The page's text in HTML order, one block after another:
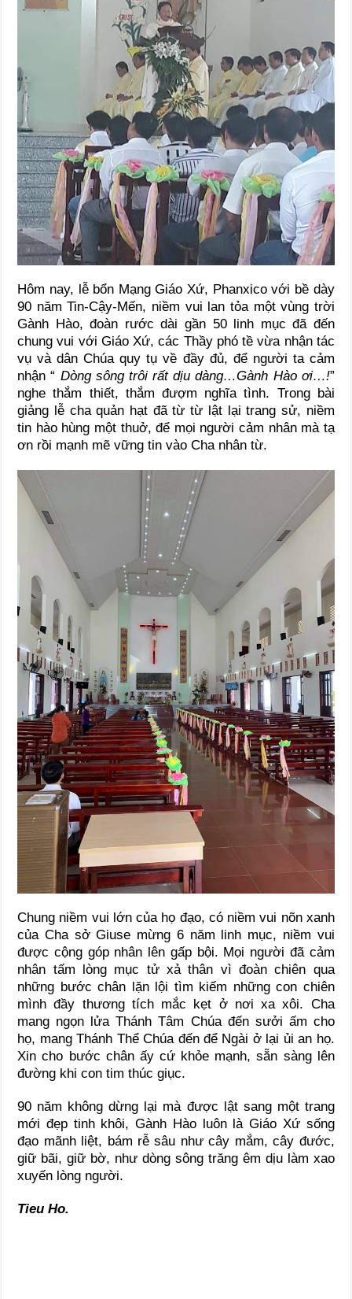
Hôm nay, lễ bổn Mạng Giáo Xứ, Phanxico với bề dày
90 năm Tin-Cậy-Mến, niềm vui lan tỏa một vùng trời
Gành Hào, đoàn rước dài gần 50 linh mục đã đến
chung vui với Giáo Xứ, các Thầy phó tề vừa nhận tác
vụ và dân Chúa quy tụ về đầy đủ, để người ta cảm
nhận “ Dòng sông trôi rất dịu dàng…Gành Hào ơi…!”
nghe thắm thiết, thắm đượm nghĩa tình. Trong bài
giảng lễ cha quản hạt đã từ từ lật lại trang sử, niềm
tin hào hùng một thuở, để mọi người cảm nhân mà tạ
ơn rồi mạnh mẽ vững tin vào Cha nhân từ.
Chung niềm vui lớn của họ đạo, có niềm vui nõn xanh
của Cha sở Giuse mừng 6 năm linh mục, niềm vui
được cộng góp nhân lên gấp bội. Mọi người đã cảm
nhân tấm lòng mục tử xả thân vì đoàn chiên qua
những bước chân lặn lội tìm kiếm những con chiên
mình đầy thương tích mắc kẹt ở nơi xa xôi. Cha
mang ngọn lửa Thánh Tâm Chúa đến sưởi ấm cho
họ, mang Thánh Thể Chúa đến để Ngài ở lại ủi an họ.
Xin cho bước chân ấy cứ khỏe mạnh, sẵn sàng lên
đường khi con tim thúc giục.
90 năm không dừng lại mà được lật sang một trang
mới đẹp tinh khôi, Gành Hào luôn là Giáo Xứ sống
đạo mãnh liệt, bám rễ sâu như cây mắm, cây đước,
giữ bãi, giữ bờ, như dòng sông trăng êm dịu làm xao
xuyến lòng người.
Tieu Ho.